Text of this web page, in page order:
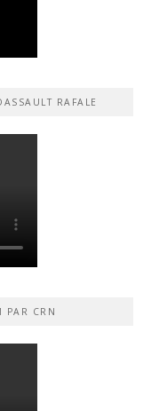
RAFALE
PAR CRN